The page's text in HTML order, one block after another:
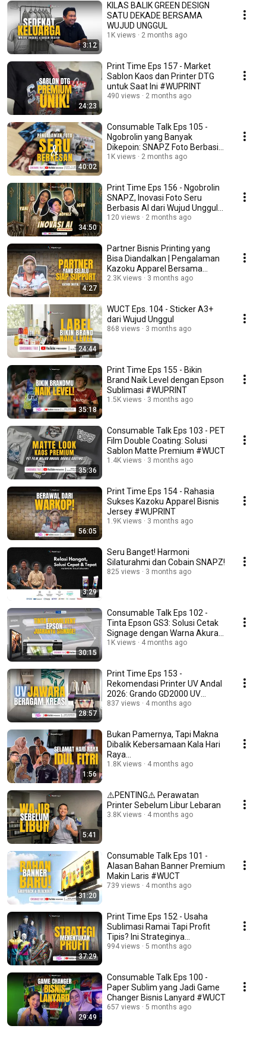
3:12
KILAS BALIK GREEN DESIGN
SATU DEKADE BERSAMA
WUJUD UNGGUL
1K views 2 months ago
24:23
Print Time Eps 157 - Market
Sablon Kaos dan Printer DTG
untuk Saat Ini #WUPRINT
490 views 2 months ago
40:02
Consumable Talk Eps 105 -
Ngobrolin yang Banyak
Dikepoin: SNAPZ Foto Berbasis
AI #WUCT
1K views 2 months ago
34:50
Print Time Eps 156 - Ngobrolin
SNAPZ, Inovasi Foto Seru
Berbasis AI dari Wujud Unggul
#WUPRINT
120 views 2 months ago
4:27
Partner Bisnis Printing yang
Bisa Diandalkan | Pengalaman
Kazoku Apparel Bersama
Wujud Unggul
2.3K views 3 months ago
24:44
WUCT Eps. 104 - Sticker A3+
dari Wujud Unggul
868 views 3 months ago
35:18
Print Time Eps 155 - Bikin
Brand Naik Level dengan Epson
Sublimasi #WUPRINT
1.5K views 3 months ago
35:36
Consumable Talk Eps 103 - PET
Film Double Coating: Solusi
Sablon Matte Premium #WUCT
1.4K views 3 months ago
56:05
Print Time Eps 154 - Rahasia
Sukses Kazoku Apparel Bisnis
Jersey #WUPRINT
1.9K views 3 months ago
3:29
Seru Banget! Harmoni
Silaturahmi dan Cobain SNAPZ!
825 views 3 months ago
30:15
Consumable Talk Eps 102 -
Tinta Epson GS3: Solusi Cetak
Signage dengan Warna Akurat
#WUCT
1K views 4 months ago
28:57
Print Time Eps 153 -
Rekomendasi Printer UV Andal
2026: Grando GD2000 UV
#WUPRINT
837 views 4 months ago
1:56
Bukan Pamernya, Tapi Makna
Dibalik Kebersamaan Kala Hari
Raya…
1.8K views 4 months ago
5:41
⚠️PENTING⚠️ Perawatan
Printer Sebelum Libur Lebaran
3.8K views 4 months ago
31:20
Consumable Talk Eps 101 -
Alasan Bahan Banner Premium
Makin Laris #WUCT
739 views 4 months ago
37:29
Print Time Eps 152 - Usaha
Sublimasi Ramai Tapi Profit
Tipis? Ini Strateginya
#WUPRINT
994 views 5 months ago
29:49
Consumable Talk Eps 100 -
Paper Sublim yang Jadi Game
Changer Bisnis Lanyard #WUCT
657 views 5 months ago